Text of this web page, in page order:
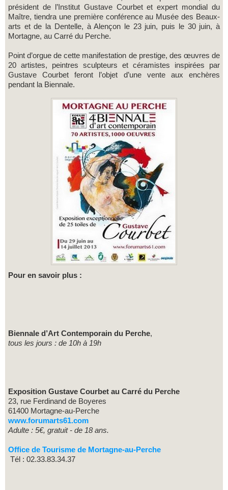
président de l’Institut Gustave Courbet et expert mondial du
Maître, tiendra une première conférence au Musée des Beaux-
arts et de la Dentelle, à Alençon le 23 juin, puis le 30 juin, à
Mortagne, au Carré du Perche.
Point d’orgue de cette manifestation de prestige, des œuvres de
20 artistes, peintres sculpteurs et céramistes inspirées par
Gustave Courbet feront l’objet d’une vente aux enchères
pendant la Biennale.
Pour en savoir plus :
Biennale d’Art Contemporain du Perche,
tous les jours : de 10h à 19h
Exposition Gustave Courbet au Carré du Perche
23, rue Ferdinand de Boyeres
61400 Mortagne-au-Perche
www.forumarts61.com
Adulte : 5€, gratuit - de 18 ans.
Office de Tourisme de Mortagne-au-Perche
Tél : 02.33.83.34.37